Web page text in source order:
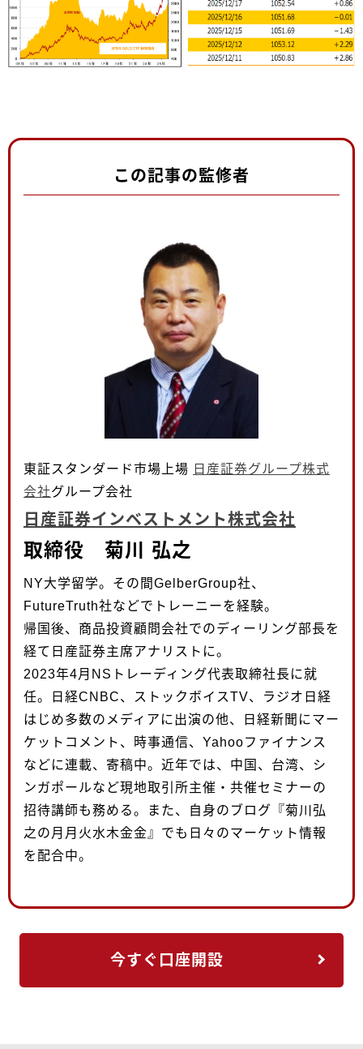
この記事の監修者
東証スタンダード市場上場 日産証券グループ株式
会社グループ会社
日産証券インベストメント株式会社
取締役 菊川 弘之
NY大学留学。その間GelberGroup社、
FutureTruth社などでトレーニーを経験。
帰国後、商品投資顧問会社でのディーリング部長を
経て日産証券主席アナリストに。
2023年4月NSトレーディング代表取締社長に就
任。日経CNBC、ストックボイスTV、ラジオ日経
はじめ多数のメディアに出演の他、日経新聞にマー
ケットコメント、時事通信、Yahooファイナンス
などに連載、寄稿中。近年では、中国、台湾、シ
ンガポールなど現地取引所主催・共催セミナーの
招待講師も務める。また、自身のブログ『菊川弘
之の月月火水木金金』でも日々のマーケット情報
を配合中。
今すぐ口座開設